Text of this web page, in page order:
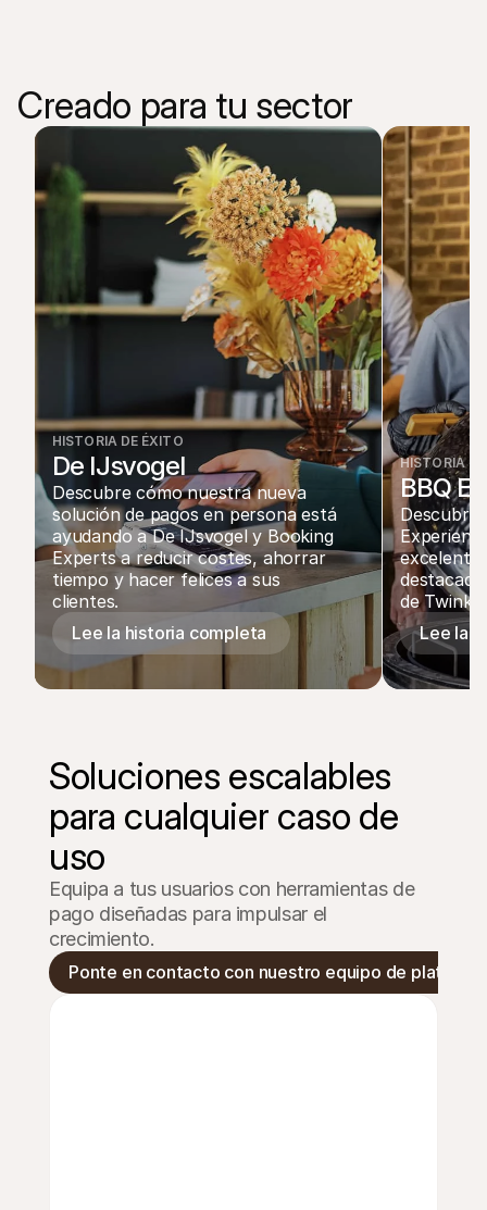
Creado para tu sector
HISTORIA DE ÉXITO
De IJsvogel
Descubre cómo nuestra nueva
solución de pagos en persona está
ayudando a De IJsvogel y Booking
Experts a reducir costes, ahorrar
tiempo y hacer felices a sus
clientes.
Lee la historia completa
HISTORIA
BBQ
Descubre
excelente
de
Lee la
Soluciones escalables
para cualquier caso de
uso
Equipa a tus usuarios con herramientas de
pago diseñadas para impulsar el
crecimiento.
Ponte en contacto con nuestro equipo de